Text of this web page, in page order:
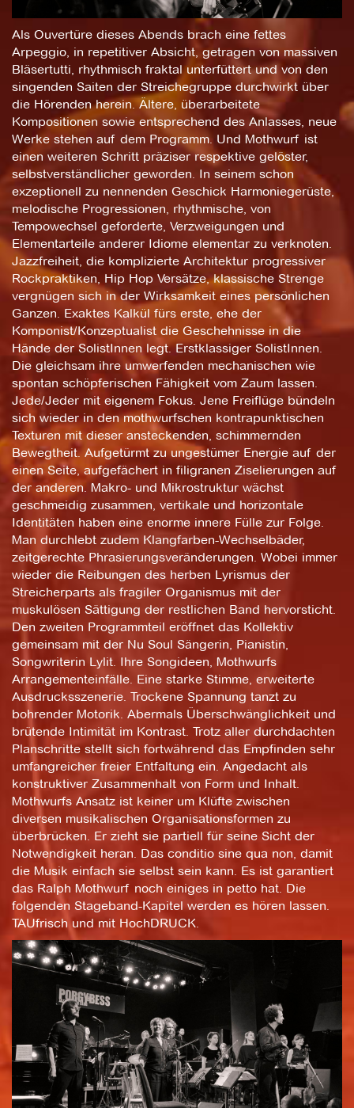
Als Ouvertüre dieses Abends brach eine fettes
Arpeggio, in repetitiver Absicht, getragen von massiven
Bläsertutti, rhythmisch fraktal unterfüttert und von den
singenden Saiten der Streichegruppe durchwirkt über
die Hörenden herein. Ältere, überarbeitete
Kompositionen sowie entsprechend des Anlasses, neue
Werke stehen auf dem Programm. Und Mothwurf ist
einen weiteren Schritt präziser respektive gelöster,
selbstverständlicher geworden. In seinem schon
exzeptionell zu nennenden Geschick Harmoniegerüste,
melodische Progressionen, rhythmische, von
Tempowechsel geforderte, Verzweigungen und
Elementarteile anderer Idiome elementar zu verknoten.
Jazzfreiheit, die komplizierte Architektur progressiver
Rockpraktiken, Hip Hop Versätze, klassische Strenge
vergnügen sich in der Wirksamkeit eines persönlichen
Ganzen. Exaktes Kalkül fürs erste, ehe der
Komponist/Konzeptualist die Geschehnisse in die
Hände der SolistInnen legt. Erstklassiger SolistInnen.
Die gleichsam ihre umwerfenden mechanischen wie
spontan schöpferischen Fähigkeit vom Zaum lassen.
Jede/Jeder mit eigenem Fokus. Jene Freiflüge bündeln
sich wieder in den mothwurfschen kontrapunktischen
Texturen mit dieser ansteckenden, schimmernden
Bewegtheit. Aufgetürmt zu ungestümer Energie auf der
einen Seite, aufgefächert in filigranen Ziselierungen auf
der anderen. Makro- und Mikrostruktur wächst
geschmeidig zusammen, vertikale und horizontale
Identitäten haben eine enorme innere Fülle zur Folge.
Man durchlebt zudem Klangfarben-Wechselbäder,
zeitgerechte Phrasierungsveränderungen. Wobei immer
wieder die Reibungen des herben Lyrismus der
Streicherparts als fragiler Organismus mit der
muskulösen Sättigung der restlichen Band hervorsticht.
Den zweiten Programmteil eröffnet das Kollektiv
gemeinsam mit der Nu Soul Sängerin, Pianistin,
Songwriterin Lylit. Ihre Songideen, Mothwurfs
Arrangementeinfälle. Eine starke Stimme, erweiterte
Ausdrucksszenerie. Trockene Spannung tanzt zu
bohrender Motorik. Abermals Überschwänglichkeit und
brütende Intimität im Kontrast. Trotz aller durchdachten
Planschritte stellt sich fortwährend das Empfinden sehr
umfangreicher freier Entfaltung ein. Angedacht als
konstruktiver Zusammenhalt von Form und Inhalt.
Mothwurfs Ansatz ist keiner um Klüfte zwischen
diversen musikalischen Organisationsformen zu
überbrücken. Er zieht sie partiell für seine Sicht der
Notwendigkeit heran. Das conditio sine qua non, damit
die Musik einfach sie selbst sein kann. Es ist garantiert
das Ralph Mothwurf noch einiges in petto hat. Die
folgenden Stageband-Kapitel werden es hören lassen.
TAUfrisch und mit HochDRUCK.